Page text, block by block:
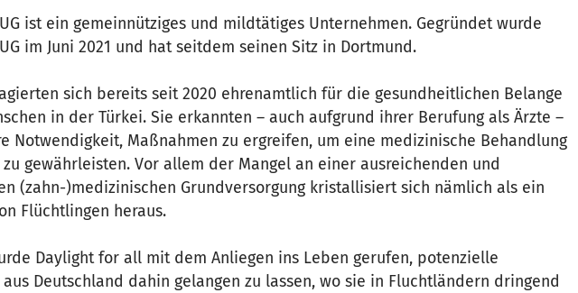
ist ein gemeinnütziges und mildtätiges Unternehmen. Gegründet wurde
im Juni 2021 und hat seitdem seinen Sitz in Dortmund.
sich bereits seit 2020 ehrenamtlich für die gesundheitlichen Belange
in der Türkei. Sie erkannten – auch aufgrund ihrer Berufung als Ärzte –
Notwendigkeit, Maßnahmen zu ergreifen, um eine medizinische Behandlung
gewährleisten. Vor allem der Mangel an einer ausreichenden und
(zahn-)medizinischen Grundversorgung kristallisiert sich nämlich als ein
Flüchtlingen heraus.
Daylight for all mit dem Anliegen ins Leben gerufen, potenzielle
Deutschland dahin gelangen zu lassen, wo sie in Fluchtländern dringend